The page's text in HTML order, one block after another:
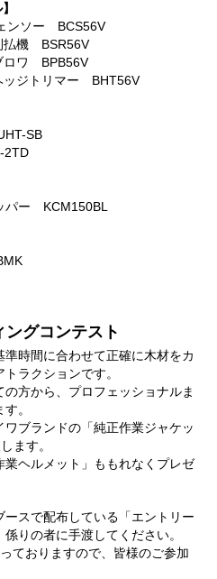
ンソー BCS56V
払機 BSR56V
ロワ BPB56V
ッジトリマー BHT56V
SB
2TD
パー KCM150BL
グコンテスト
時間に合わせて正確に木材をカ
ラクションです。
方から、プロフェッショナルま
。
ブランドの「純正作業ジャケッ
ます。
業ヘルメット」ももれなくプレゼ
ースで配布している「エントリー
りの者に手渡してください。
ておりますので、皆様のご参加